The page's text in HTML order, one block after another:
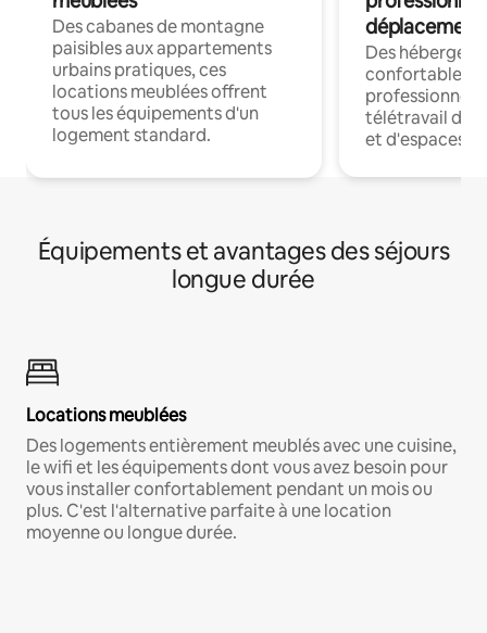
Des cabanes de montagne
paisibles aux appartements
urbains pratiques, ces
locations meublées offrent
tous les équipements d'un
logement standard.
déplacement
Des
confortables
professionnels
télétravail
et d'espaces
Équipements et avantages des séjours
longue durée
Locations meublées
Des logements entièrement meublés avec une cuisine,
le wifi et les équipements dont vous avez besoin pour
vous installer confortablement pendant un mois ou
plus. C'est l'alternative parfaite à une location
moyenne ou longue durée.